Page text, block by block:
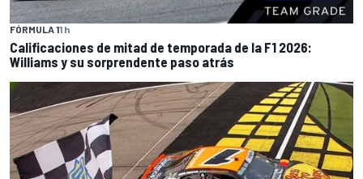
FÓRMULA 11 h
Calificaciones de mitad de temporada de la F1 2026:
Williams y su sorprendente paso atrás